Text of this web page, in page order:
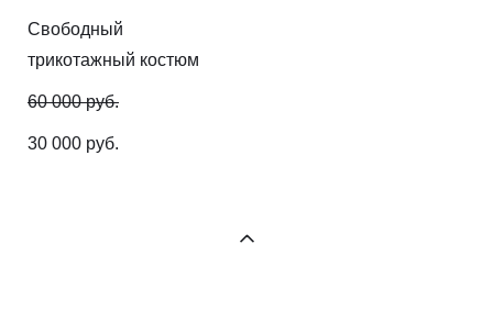
Свободный
трикотажный костюм
60 000 pуб.
30 000 pуб.